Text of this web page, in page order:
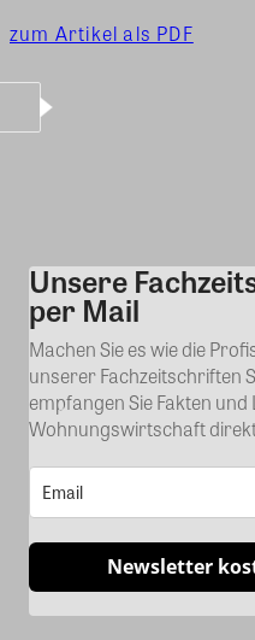
zum Artikel als PDF
Unsere
per Mail
Machen Sie es wie die
unserer Fachzeitschriften
empfangen Sie Fakten
Wohnungswirtschaft
Newsletter